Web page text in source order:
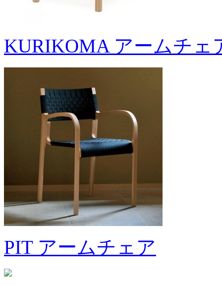
KURIKOMA アームチェ
PIT アームチェア